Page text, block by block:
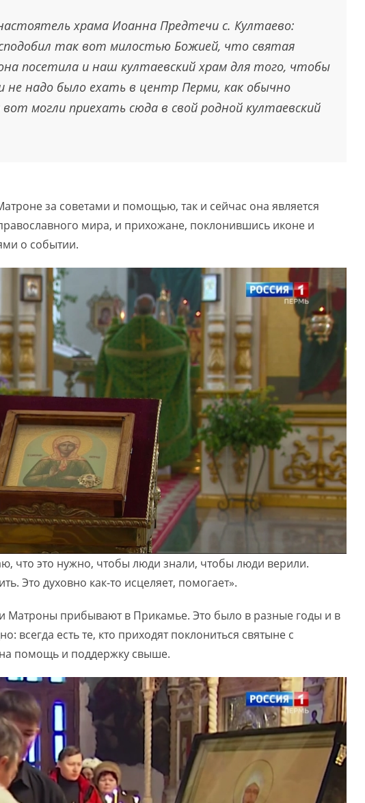
храма Иоанна Предтечи с. Култаево:
сподобил так вот милостью Божией, что святая
посетила и наш култаевский храм для того, чтобы
не надо было ехать в центр Перми, как обычно
могли приехать сюда в свой родной култаевский
за советами и помощью, так и сейчас она является
мира, и прихожане, поклонившись иконе и
о событии.
что это нужно, чтобы люди знали, чтобы люди верили.
Это духовно как-то исцеляет, помогает».
Матроны прибывают в Прикамье. Это было в разные годы и в
всегда есть те, кто приходят поклониться святыне с
помощь и поддержку свыше.